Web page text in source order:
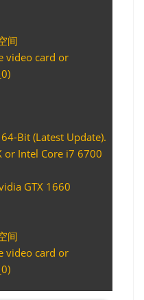
间
video card or
Bit (Latest Update).
or Intel Core i7 6700
GTX 1660
间
video card or